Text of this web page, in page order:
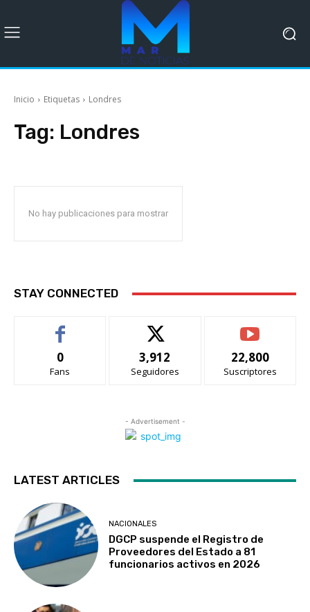
Inicio Etiquetas Londres
Tag: Londres
No hay publicaciones para mostrar
STAY CONNECTED
0
Fans
3,912
Seguidores
22,800
Suscriptores
- Advertisement -
LATEST ARTICLES
NACIONALES
DGCP suspende el Registro de
Proveedores del Estado a 81
funcionarios activos en 2026